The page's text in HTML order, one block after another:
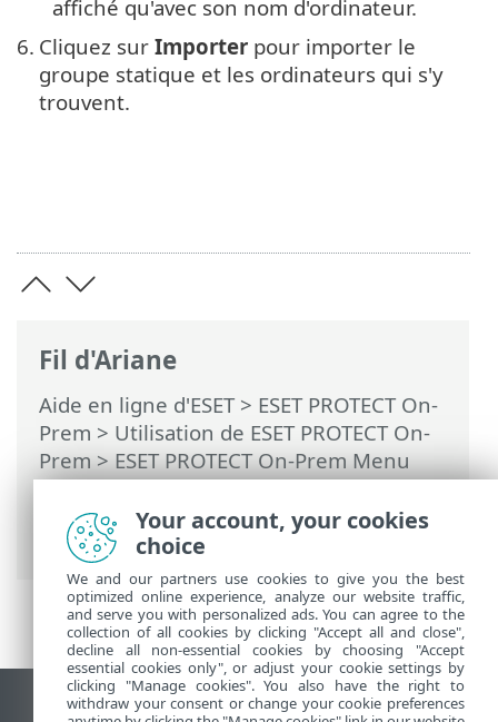
Fil d'Ariane
Aide en ligne d'ESET> ESET PROTECT On-
Prem > Utilisation de ESET PROTECT On-
Prem>ESET PROTECT On-Prem Menu
principal>Ordinateurs>Groupes>
Groupes statiques> Importer des
groupes statiques
affiché qu'avec son nom d'ordinateur.
6. Cliquez sur Importer pour importer le
groupe statique et les ordinateurs qui s'y
trouvent.
Afficher le site pour ordinateur de bureau
Your account, your cookies
choice
We and our partners use cookies to give you the best
optimized online experience, analyze our website traffic,
and serve you with personalized ads. You can agree to the
collection of all cookies by clicking "Accept all and close",
decline all non-essential cookies by choosing "Accept
essential cookies only", or adjust your cookie settings by
clicking "Manage cookies". You also have the right to
withdraw your consent or change your cookie preferences